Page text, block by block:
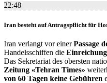
22:48
Iran besteht auf Antragspflicht für
Iran verlangt vor einerPassage
Handelsschiffen die
Das Sekretariat des obersten
Zeitung «Tehran Times»
von 60 Tagen keine Gebühren